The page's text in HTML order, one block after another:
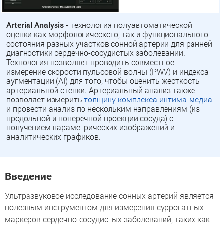
Arterial Analysis- технология полуавтоматической
оценки как морфологического, так и функционального
состояния разных участков сонной артерии для ранней
диагностики сердечно-сосудистых заболеваний.
Технология позволяет проводить совместное
измерение скорости пульсовой волны (PWV) и индекса
аугментации (AI) для того, чтобы оценить жесткость
артериальной стенки. Артериальный анализ также
позволяет измерить толщину комплекса интима-медиа
и провести анализ по нескольким направлениям (из
продольной и поперечной проекции сосуда) с
получением параметрических изображений и
аналитических графиков.
Введение
Ультразвуковое исследование сонных артерий является
полезным инструментом для измерения суррогатных
маркеров сердечно-сосудистых заболеваний, таких как